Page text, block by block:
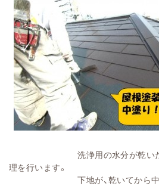
洗浄用の水分が乾いたと
理を行います。
下地が、乾いてから中塗り